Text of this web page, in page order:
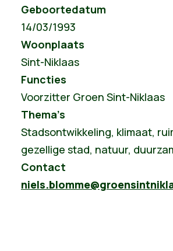
Geboortedatum
14/03/1993
Woonplaats
Sint-Niklaas
Functies
Voorzitter Groen Sint-Niklaas
Thema’s
Stadsontwikkeling, klimaat,
gezellige stad, natuur,
Contact